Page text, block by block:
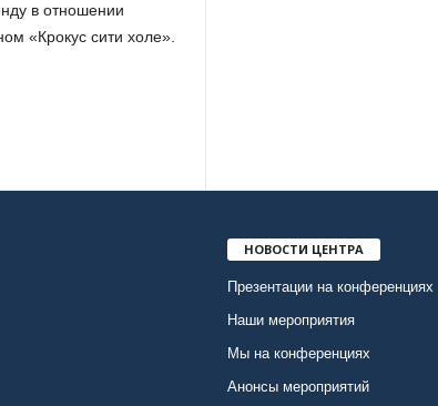
в отношении
«Крокус сити холе».
НОВОСТИ ЦЕНТРА
Презентации на конференциях
Наши мероприятия
Мы на конференциях
Анонсы мероприятий